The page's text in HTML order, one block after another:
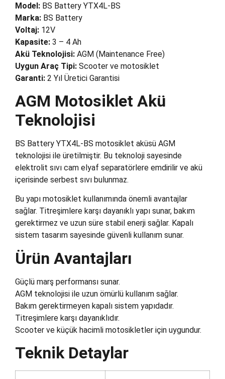
Model: BS Battery YTX4L-BS
Marka: BS Battery
Voltaj: 12V
Kapasite: 3 – 4 Ah
Akü Teknolojisi: AGM (Maintenance Free)
Uygun Araç Tipi: Scooter ve motosiklet
Garanti: 2 Yıl Üretici Garantisi
AGM Motosiklet Akü
Teknolojisi
BS Battery YTX4L-BS motosiklet aküsü AGM
teknolojisi ile üretilmiştir. Bu teknoloji sayesinde
elektrolit sıvı cam elyaf separatörlere emdirilir ve akü
içerisinde serbest sıvı bulunmaz.
Bu yapı motosiklet kullanımında önemli avantajlar
sağlar. Titreşimlere karşı dayanıklı yapı sunar, bakım
gerektirmez ve uzun süre stabil enerji sağlar. Kapalı
sistem tasarım sayesinde güvenli kullanım sunar.
Ürün Avantajları
Güçlü marş performansı sunar.
AGM teknolojisi ile uzun ömürlü kullanım sağlar.
Bakım gerektirmeyen kapalı sistem yapıdadır.
Titreşimlere karşı dayanıklıdır.
Scooter ve küçük hacimli motosikletler için uygundur.
Teknik Detaylar